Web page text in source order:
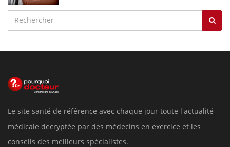
Le site santé de référence avec chaque jour toute l'actualité
médicale decryptée par des médecins en exercice et les
conseils des meilleurs spécialistes.